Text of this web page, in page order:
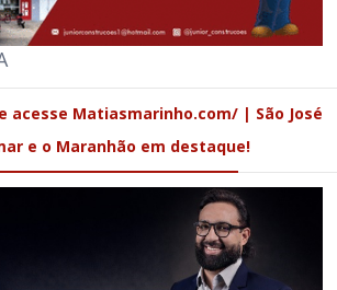
acesse Matiasmarinho.com/ | São José
e o Maranhão em destaque!